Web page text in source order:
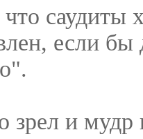
саудиты
если бы
зрел и мудр